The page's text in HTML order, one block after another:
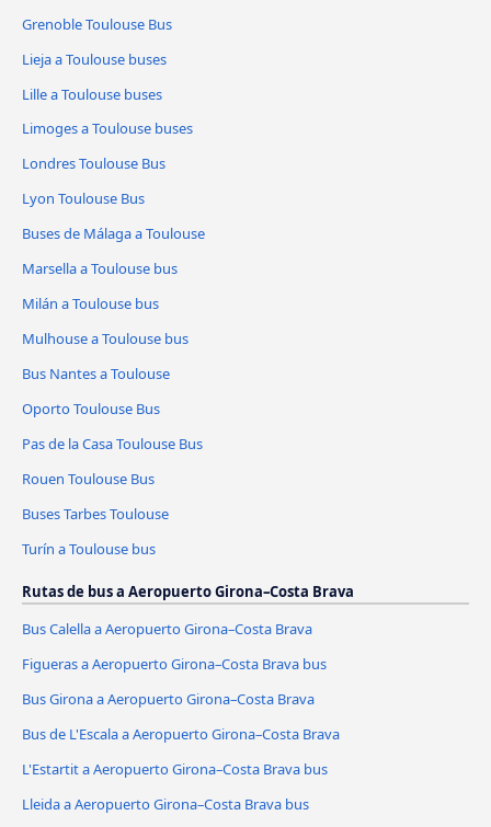
Grenoble Toulouse Bus
Lieja a Toulouse buses
Lille a Toulouse buses
Limoges a Toulouse buses
Londres Toulouse Bus
Lyon Toulouse Bus
Buses de Málaga a Toulouse
Marsella a Toulouse bus
Milán a Toulouse bus
Mulhouse a Toulouse bus
Bus Nantes a Toulouse
Oporto Toulouse Bus
Pas de la Casa Toulouse Bus
Rouen Toulouse Bus
Buses Tarbes Toulouse
Turín a Toulouse bus
Rutas de bus a Aeropuerto Girona–Costa Brava
Bus Calella a Aeropuerto Girona–Costa Brava
Figueras a Aeropuerto Girona–Costa Brava bus
Bus Girona a Aeropuerto Girona–Costa Brava
Bus de L'Escala a Aeropuerto Girona–Costa Brava
L'Estartit a Aeropuerto Girona–Costa Brava bus
Lleida a Aeropuerto Girona–Costa Brava bus